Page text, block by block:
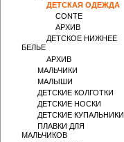
ДЕТСКАЯ ОДЕЖДА
CONTE
АРХИВ
ДЕТСКОЕ НИЖНЕЕ
БЕЛЬЕ
АРХИВ
МАЛЬЧИКИ
МАЛЫШИ
ДЕТСКИЕ КОЛГОТКИ
ДЕТСКИЕ НОСКИ
ДЕТСКИЕ КУПАЛЬНИКИ
ПЛАВКИ ДЛЯ
МАЛЬЧИКОВ